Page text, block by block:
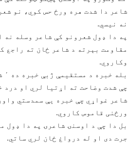
شاعر دا شدت هره ورځ حس کوي، نو
نه نیسي.
وکاروي.
چې شدت وضاحت ته اړتیا لري او درد
ورځنی قاموس کاروي.
جرت دی او له درواغ ځان لري ساتي.